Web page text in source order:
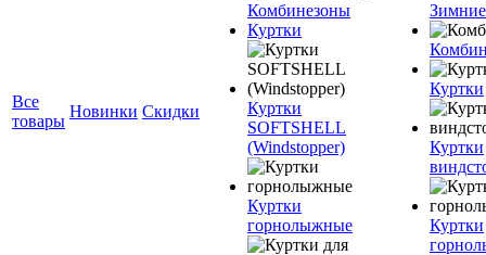
Все
товары
Новинки Скидки
Комбинезоны
Куртки
Куртки
SOFTSHELL
(Windstopper)
Куртки
горнолыжные
Куртки
Куртки
Куртки